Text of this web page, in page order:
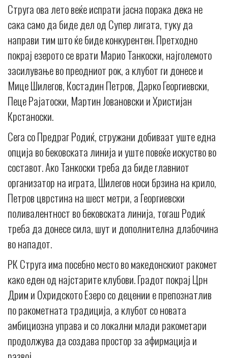
Струга ова лето веќе испрати јасна порака дека не
сака само да биде дел од Супер лигата, туку да
направи тим што ќе биде конкурентен. Претходно
покрај езерото се врати Марио Танкоски, најголемото
засилување во преодниот рок, а клубот ги донесе и
Мице Шилегов, Костадин Петров, Дарко Георгиевски,
Пеце Рајатоски, Мартин Јовановски и Христијан
Крстаноски.
Сега со Предраг Родиќ, стружани добиваат уште една
опција во бековската линија и уште повеќе искуство во
составот. Ако Танкоски треба да биде главниот
организатор на играта, Шилегов носи брзина на крило,
Петров цврстина на шест метри, а Георгиевски
поливалентност во бековската линија, тогаш Родиќ
треба да донесе сила, шут и дополнителна длабочина
во нападот.
РК Струга има посебно место во македонскиот ракомет
како еден од најстарите клубови. Градот покрај Црн
Дрим и Охридското Езеро со децении е препознатлив
по ракометната традиција, а клубот со новата
амбициозна управа и со локални млади ракометари
продолжува да создава простор за афирмација и